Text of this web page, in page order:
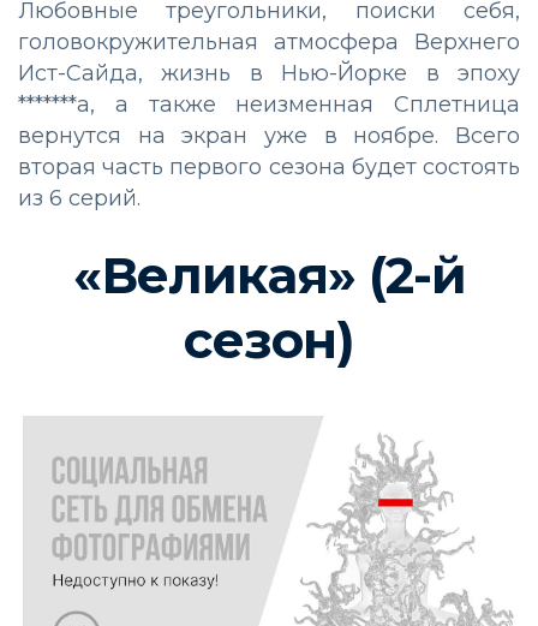
Любовные треугольники, поиски себя,
головокружительная атмосфера Верхнего
Ист-Сайда, жизнь в Нью-Йорке в эпоху
*******а, а также неизменная Сплетница
вернутся на экран уже в ноябре. Всего
вторая часть первого сезона будет состоять
из 6 серий.
«Великая» (2-й
сезон)